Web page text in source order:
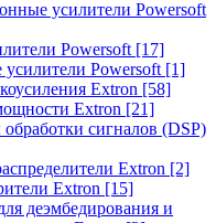
усилители Powersoft
Powersoft [17]
Powersoft [1]
Extron [58]
Extron [21]
сигналов (DSP)
Extron [2]
Extron [15]
деэмбедирования и